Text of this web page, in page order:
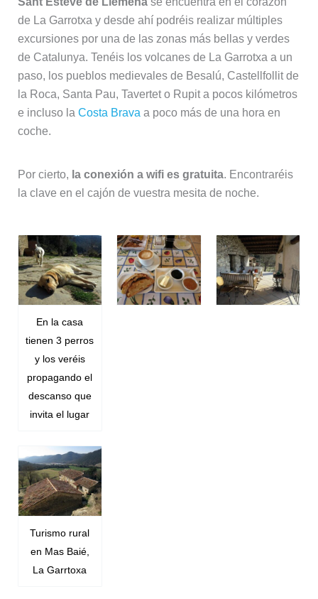
de La Garrotxa y desde ahí podréis realizar múltiples
excursiones por una de las zonas más bellas y verdes
de Catalunya. Tenéis los volcanes de La Garrotxa a un
paso, los pueblos medievales de Besalú, Castellfollit de
la Roca, Santa Pau, Tavertet o Rupit a pocos kilómetros
e incluso la Costa Brava a poco más de una hora en
coche.
Por cierto, la conexión a wifi es gratuita. Encontraréis
la clave en el cajón de vuestra mesita de noche.
En la casa
tienen 3 perros
y los veréis
propagando el
descanso que
invita el lugar
Turismo rural
en Mas Baié,
La Garrtoxa